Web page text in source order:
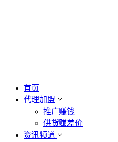
首页
代理加盟
推广赚钱
供货赚差价
资讯频道